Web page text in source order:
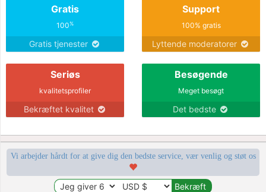
Gratis
100%
Gratis tjenester
Support
100% gratis
Lyttende moderatorer
Seriøs
kvalitetsprofiler
Bekræftet kvalitet
Besøgende
Meget besøgt
Det bedste
Vi arbejder hårdt for at give dig den bedste service, vær venlig og støt os